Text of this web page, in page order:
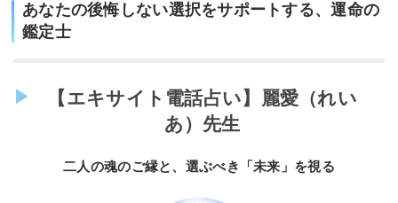
あなたの後悔しない選択をサポートする、運命の
鑑定士
【エキサイト電話占い】麗愛（れい
あ）先生
二人の魂のご縁と、選ぶべき「未来」を視る